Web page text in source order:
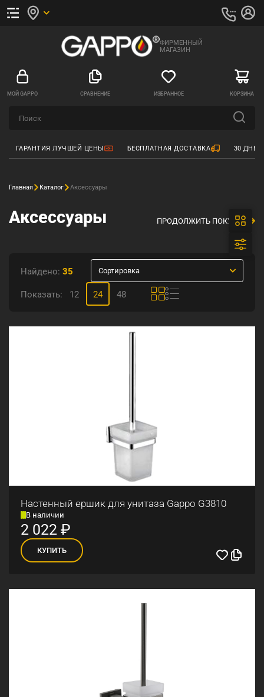
ФИРМЕННЫЙ
МАГАЗИН
МОЙ GAPPO СРАВНЕНИЕ ИЗБРАННОЕ КОРЗИНА
ГАРАНТИЯ ЛУЧШЕЙ ЦЕНЫ БЕСПЛАТНАЯ ДОСТАВКА 30
Главная Каталог Аксессуары
Аксессуары ПРОДОЛЖИТЬ ПОКУПКИ
Найдено: 35 Сортировка
Показать: 12 24 48
Настенный ершик для унитаза Gappo G3810
В наличии
2 022₽
КУПИТЬ